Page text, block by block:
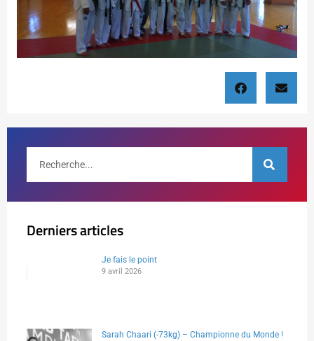
Derniers articles
Je fais le point
9 avril 2026
Sarah Chaari (-73kg) – Championne du Monde !